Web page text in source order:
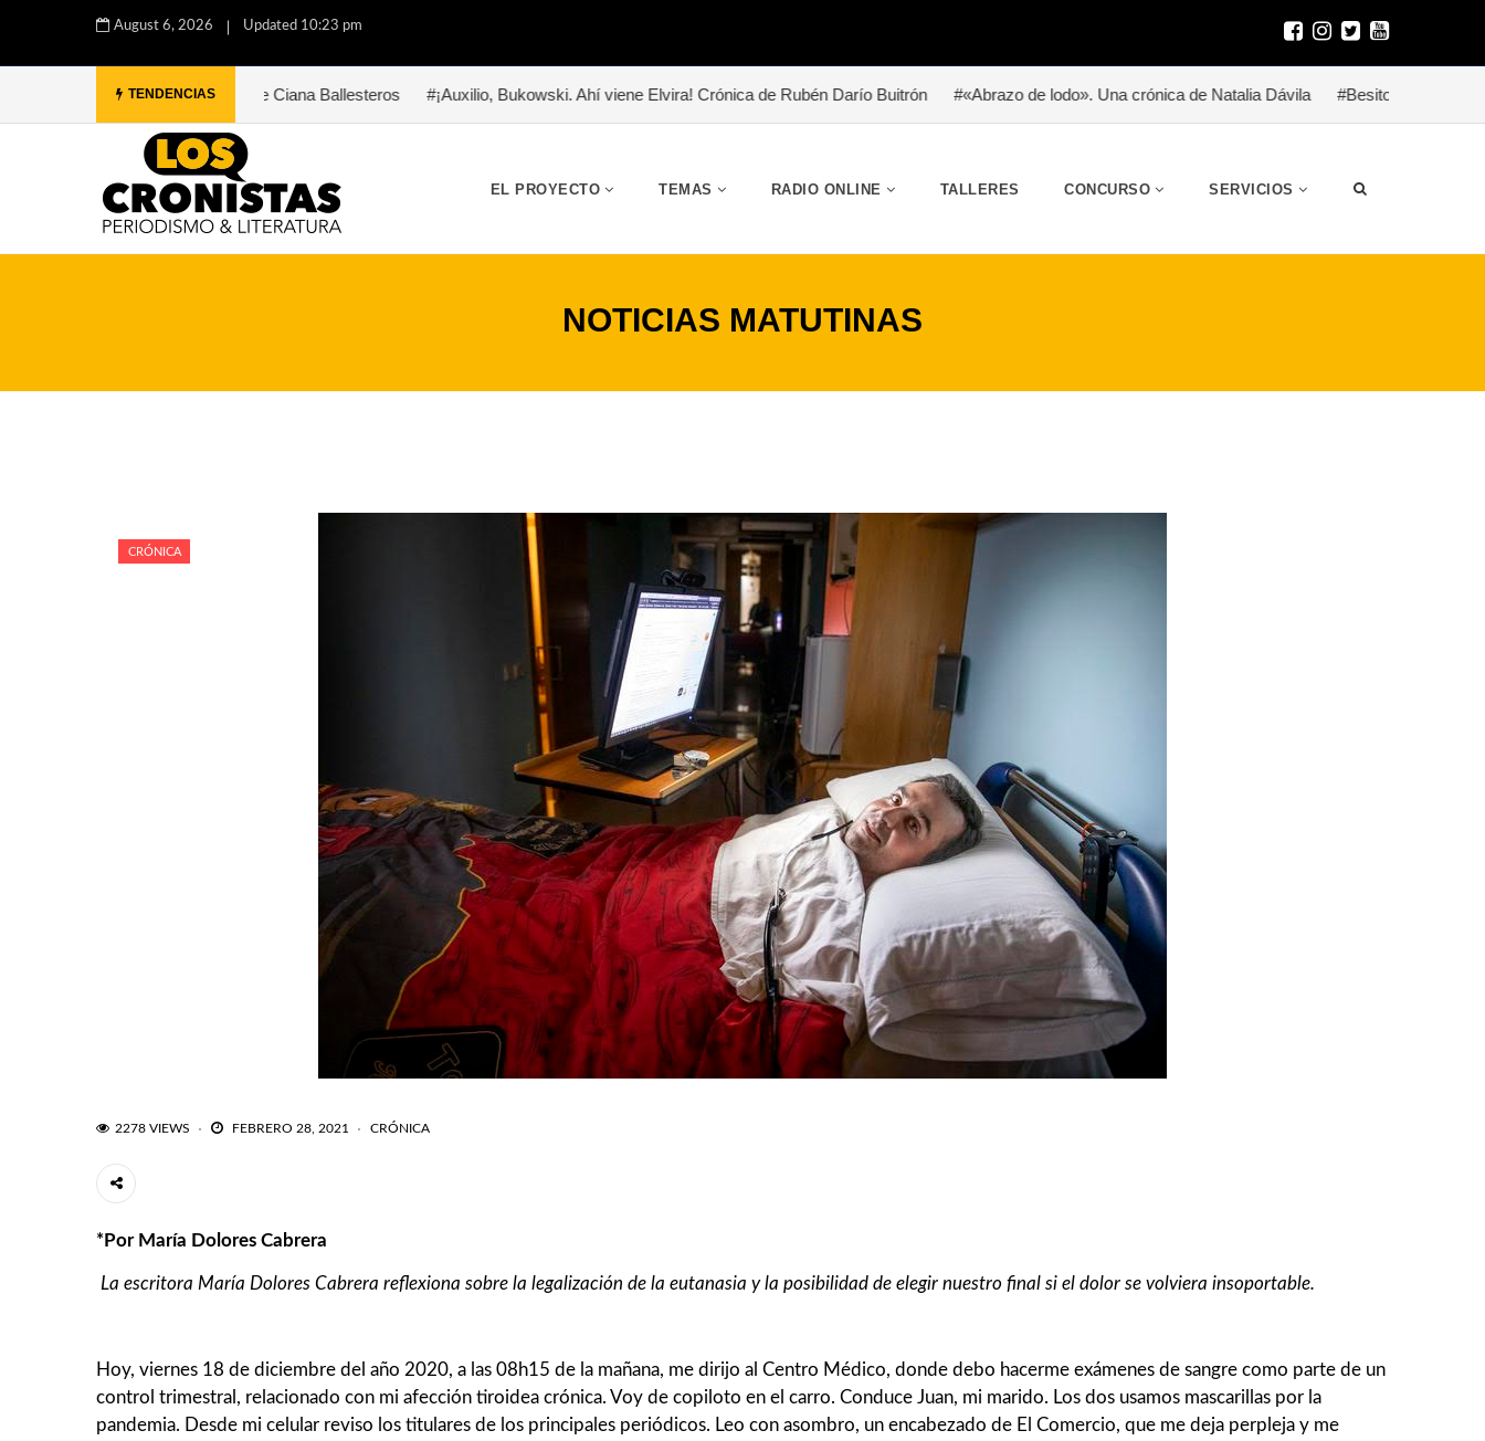
August 6, 2026 Updated 10:23 pm
TENDENCIAS
Una historia de Ciana Ballesteros #¡Auxilio, Bukowski. Ahí viene Elvira! Crónica de Rubén Darío Buitrón #«Abrazo de lodo». Una crónica de Natalia Dávila #Besitoterapia para un héroe
EL PROYECTO TEMAS RADIO ONLINE TALLERES CONCURSO SERVICIOS
NOTICIAS MATUTINAS
CRÓNICA
2278 VIEWS FEBRERO 28, 2021 CRÓNICA
*Por María Dolores Cabrera
La escritora María Dolores Cabrera reflexiona sobre la legalización de la eutanasia y la posibilidad de elegir nuestro final si el dolor se volviera insoportable.
Hoy, viernes 18 de diciembre del año 2020, a las 08h15 de la mañana, me dirijo al Centro Médico, donde debo hacerme exámenes de sangre como parte de un
control trimestral, relacionado con mi afección tiroidea crónica. Voy de copiloto en el carro. Conduce Juan, mi marido. Los dos usamos mascarillas por la
pandemia. Desde mi celular reviso los titulares de los principales periódicos. Leo con asombro, un encabezado de El Comercio, que me deja perpleja y me